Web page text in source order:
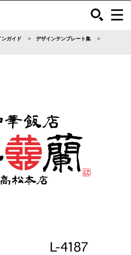
ンガイド
デザインテンプレート集